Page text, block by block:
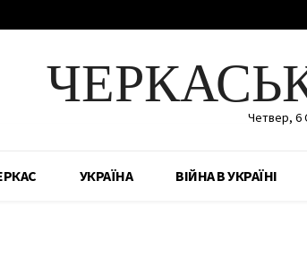
Четвер, 6
УКРАЇНА ВІЙНА В УКРАЇНІ